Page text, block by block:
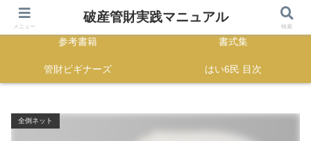
HOME 正誤表
参考書籍 書式集
管財ビギナーズ はい6民 目次
全倒ネット
メニュー
破産管財実践マニュアル
検索